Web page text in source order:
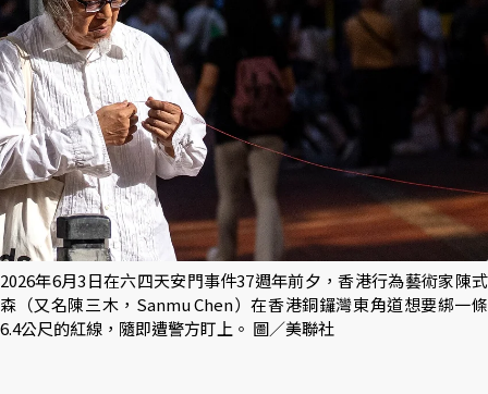
2026年6月3日在六四天安門事件37週年前夕，香港行為藝術家陳式
森（又名陳三木，Sanmu Chen）在香港銅鑼灣東角道想要綁一條
6.4公尺的紅線，隨即遭警方盯上。 圖／美聯社